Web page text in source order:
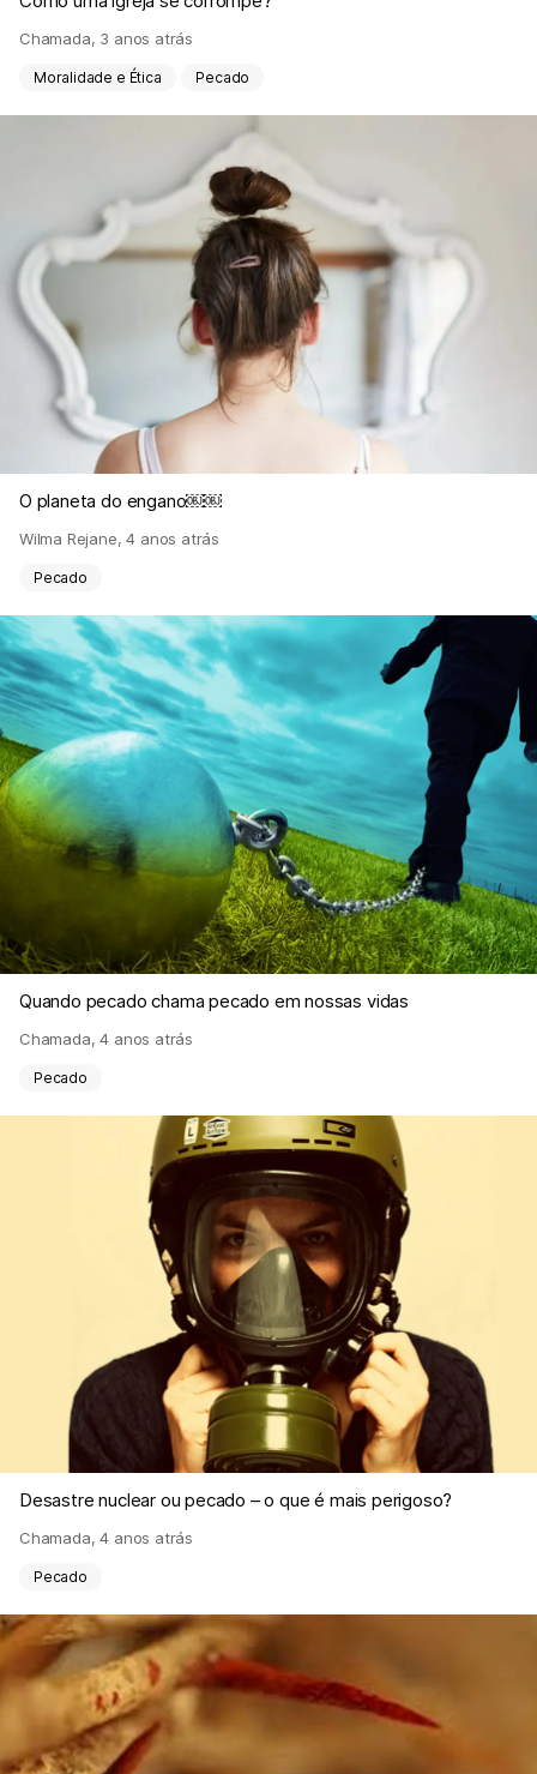
Chamada, 3 anos atrás
Moralidade e Ética Pecado
O planeta do engano￼￼
Wilma Rejane,4 anos atrás
Pecado
Quando pecado chama pecado em nossas vidas
Chamada,4 anos atrás
Pecado
Desastre nuclear ou pecado – o que é mais perigoso?
Chamada,4 anos atrás
Pecado